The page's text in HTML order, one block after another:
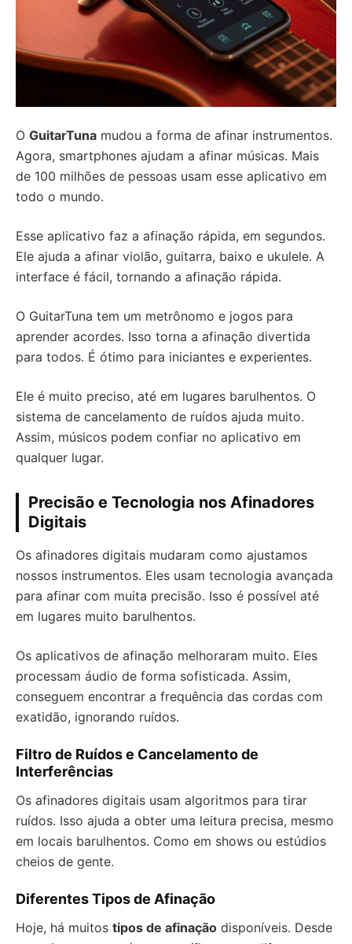
O GuitarTuna mudou a forma de afinar instrumentos.
Agora, smartphones ajudam a afinar músicas. Mais
de 100 milhões de pessoas usam esse aplicativo em
todo o mundo.
Esse aplicativo faz a afinação rápida, em segundos.
Ele ajuda a afinar violão, guitarra, baixo e ukulele. A
interface é fácil, tornando a afinação rápida.
O GuitarTuna tem um metrônomo e jogos para
aprender acordes. Isso torna a afinação divertida
para todos. É ótimo para iniciantes e experientes.
Ele é muito preciso, até em lugares barulhentos. O
sistema de cancelamento de ruídos ajuda muito.
Assim, músicos podem confiar no aplicativo em
qualquer lugar.
Precisão e Tecnologia nos Afinadores
Digitais
Os afinadores digitais mudaram como ajustamos
nossos instrumentos. Eles usam tecnologia avançada
para afinar com muita precisão. Isso é possível até
em lugares muito barulhentos.
Os aplicativos de afinação melhoraram muito. Eles
processam áudio de forma sofisticada. Assim,
conseguem encontrar a frequência das cordas com
exatidão, ignorando ruídos.
Filtro de Ruídos e Cancelamento de
Interferências
Os afinadores digitais usam algoritmos para tirar
ruídos. Isso ajuda a obter uma leitura precisa, mesmo
em locais barulhentos. Como em shows ou estúdios
cheios de gente.
Diferentes Tipos de Afinação
Hoje, há muitos tipos de afinação disponíveis. Desde